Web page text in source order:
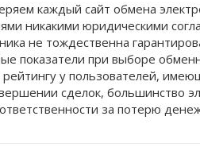
каждый сайт обмена
никакими юридическими
не тождественна
показатели при выборе
у пользователей,
сделок, большинство
за потерю